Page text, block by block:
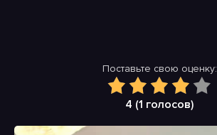
Поставьте свою оценку:
4 (1 голосов)